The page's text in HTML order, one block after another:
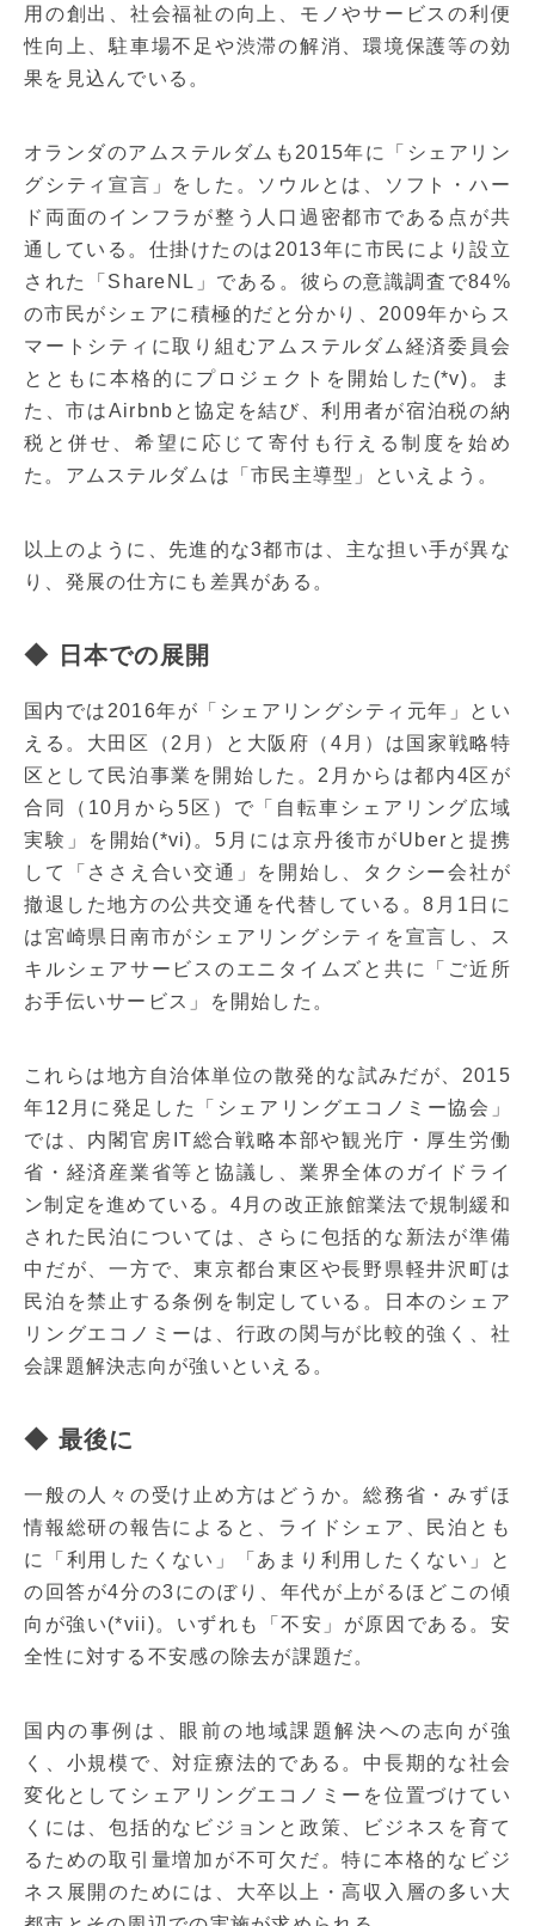
用の創出、社会福祉の向上、モノやサービスの利便
性向上、駐車場不足や渋滞の解消、環境保護等の効
果を見込んでいる。
オランダのアムステルダムも2015年に「シェアリン
グシティ宣言」をした。ソウルとは、ソフト・ハー
ド両面のインフラが整う人口過密都市である点が共
通している。仕掛けたのは2013年に市民により設立
された「ShareNL」である。彼らの意識調査で84%
の市民がシェアに積極的だと分かり、2009年からス
マートシティに取り組むアムステルダム経済委員会
とともに本格的にプロジェクトを開始した(*v)。ま
た、市はAirbnbと協定を結び、利用者が宿泊税の納
税と併せ、希望に応じて寄付も行える制度を始め
た。アムステルダムは「市民主導型」といえよう。
以上のように、先進的な3都市は、主な担い手が異な
り、発展の仕方にも差異がある。
◆ 日本での展開
国内では2016年が「シェアリングシティ元年」とい
える。大田区（2月）と大阪府（4月）は国家戦略特
区として民泊事業を開始した。2月からは都内4区が
合同（10月から5区）で「自転車シェアリング広域
実験」を開始(*vi)。5月には京丹後市がUberと提携
して「ささえ合い交通」を開始し、タクシー会社が
撤退した地方の公共交通を代替している。8月1日に
は宮崎県日南市がシェアリングシティを宣言し、ス
キルシェアサービスのエニタイムズと共に「ご近所
お手伝いサービス」を開始した。
これらは地方自治体単位の散発的な試みだが、2015
年12月に発足した「シェアリングエコノミー協会」
では、内閣官房IT総合戦略本部や観光庁・厚生労働
省・経済産業省等と協議し、業界全体のガイドライ
ン制定を進めている。4月の改正旅館業法で規制緩和
された民泊については、さらに包括的な新法が準備
中だが、一方で、東京都台東区や長野県軽井沢町は
民泊を禁止する条例を制定している。日本のシェア
リングエコノミーは、行政の関与が比較的強く、社
会課題解決志向が強いといえる。
◆ 最後に
一般の人々の受け止め方はどうか。総務省・みずほ
情報総研の報告によると、ライドシェア、民泊とも
に「利用したくない」「あまり利用したくない」と
の回答が4分の3にのぼり、年代が上がるほどこの傾
向が強い(*vii)。いずれも「不安」が原因である。安
全性に対する不安感の除去が課題だ。
国内の事例は、眼前の地域課題解決への志向が強
く、小規模で、対症療法的である。中長期的な社会
変化としてシェアリングエコノミーを位置づけてい
くには、包括的なビジョンと政策、ビジネスを育て
るための取引量増加が不可欠だ。特に本格的なビジ
ネス展開のためには、大卒以上・高収入層の多い大